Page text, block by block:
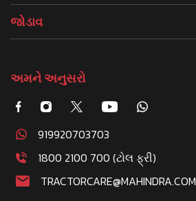
જોડાવ
અમને અનુસરો
919920703703
1800 2100 700 (ટોલ ફ્રી)
TRACTORCARE@MAHINDRA.COM